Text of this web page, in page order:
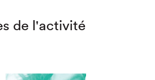
de l'activité